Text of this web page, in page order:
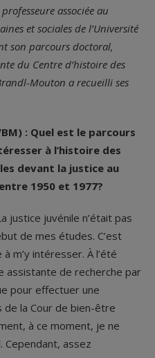
associée au
et sociales de l’Université
son parcours doctoral,
du Centre d’histoire des
Mouton a recueilli ses
: Quel est le parcours
à l’histoire des
devant la justice au
1950 et 1977?
justice juvénile n’était pas
de mes études. C’est
m’y intéresser. À l’été
assistante de recherche par
pour effectuer une
de la Cour de bien-être
à ce moment, je ne
Cependant, assez